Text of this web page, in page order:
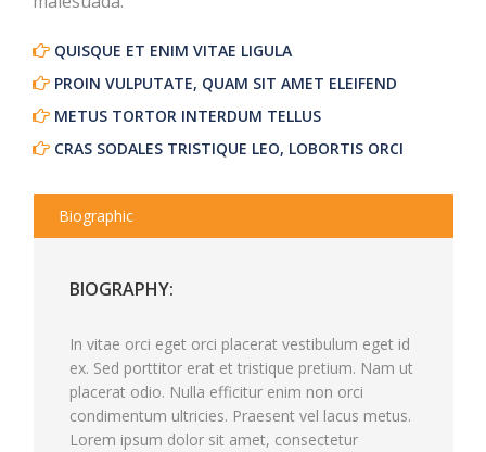
QUISQUE ET ENIM VITAE LIGULA
PROIN VULPUTATE, QUAM SIT AMET ELEIFEND
METUS TORTOR INTERDUM TELLUS
CRAS SODALES TRISTIQUE LEO, LOBORTIS ORCI
Biographic
BIOGRAPHY:
In vitae orci eget orci placerat vestibulum eget id
ex. Sed porttitor erat et tristique pretium. Nam ut
placerat odio. Nulla efficitur enim non orci
condimentum ultricies. Praesent vel lacus metus.
Lorem ipsum dolor sit amet, consectetur